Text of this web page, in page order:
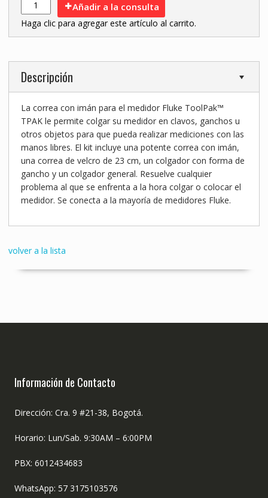
Añadir a la consulta
Haga clic para agregar este artículo al carrito.
Descripción
La correa con imán para el medidor Fluke ToolPak™
TPAK le permite colgar su medidor en clavos, ganchos u
otros objetos para que pueda realizar mediciones con las
manos libres. El kit incluye una potente correa con imán,
una correa de velcro de 23 cm, un colgador con forma de
gancho y un colgador general. Resuelve cualquier
problema al que se enfrenta a la hora colgar o colocar el
medidor. Se conecta a la mayoría de medidores Fluke.
volver a la lista
Información de Contacto
Dirección: Cra. 9 #21-38, Bogotá.
Horario: Lun/Sab. 9:30AM – 6:00PM
PBX: 6012434683
WhatsApp: 57 3175103576